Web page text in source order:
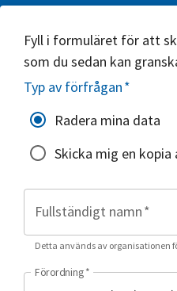
Fyll i formuläret för att
som du sedan kan
Typ av förfrågan*
Radera mina data
Skicka mig en kopia
Fullständigt namn*
Detta används av organisationen
Förordning*